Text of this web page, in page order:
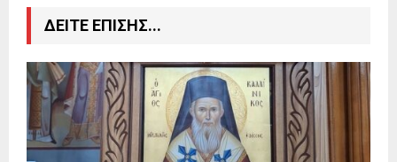
ΔΕΙΤΕ ΕΠΙΣΗΣ...